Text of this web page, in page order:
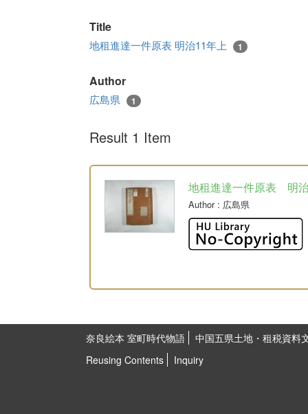
Title
地租進達一件原表 明治11年上 1
Author
広島県 1
Result 1 Item
地租進達一件原表 明
Author: 広島県
奈良絵本 室町時代物語
中国五県土地・租税資料
Reusing Contents
Inquiry